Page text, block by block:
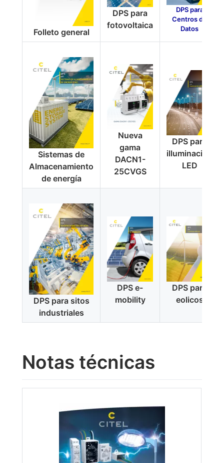
Folleto general
DPS para
fotovoltaica
DPS para
Centros de
Datos
Sistemas de
Almacenamiento
de energía
Nueva
gama
DACN1-
25CVGS
DPS para
illuminacion
LED
DPS para sitos
industriales
DPS e-
mobility
DPS para
eolicos
Notas técnicas